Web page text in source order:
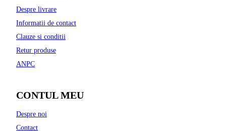
Despre livrare
Informatii de contact
Clauze si conditii
Retur produse
ANPC
CONTUL MEU
Despre noi
Contact